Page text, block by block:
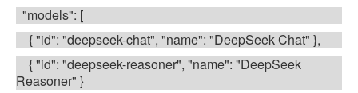
"models": [
{ "id": "deepseek-chat", "name": "DeepSeek Chat" },
{ "id": "deepseek-reasoner", "name": "DeepSeek
Reasoner" }